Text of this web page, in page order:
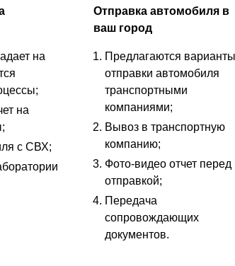
на
на
с СВХ;
Отправка автомобиля в
ваш город
Предлагаются варианты
отправки автомобиля
транспортными
компаниями;
Вывоз в транспортную
компанию;
Фото-видео отчет перед
отправкой;
Передача
сопровождающих
документов.